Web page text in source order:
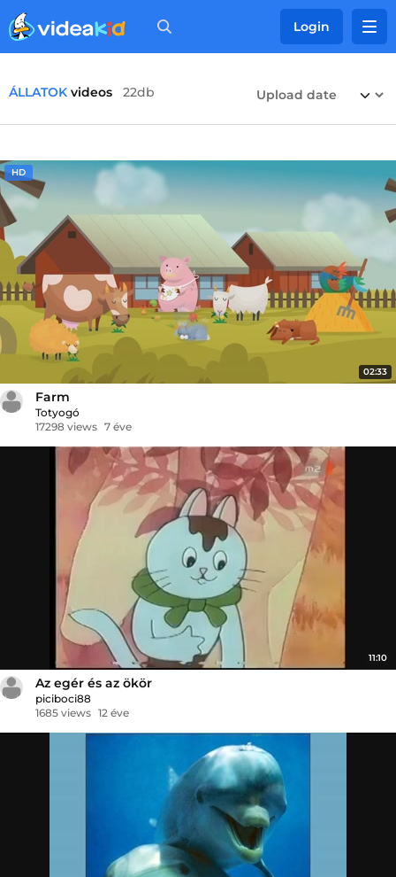
Login
ÁLLATOK videos 22db
HD
02:33
Farm
Totyogó
17298 views 7 éve
11:10
Az egér és az ökör
piciboci88
1685 views 12 éve